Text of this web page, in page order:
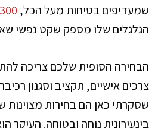
שמעדיפים בטיחות מעל הכל,
הגלגלים שלו מספק שקט נפשי
הבחירה הסופית שלכם צריכה
צרכים אישיים, תקציב וסגנון
שסקרתי כאן הם בחירות מצוינות
בינעירונית נוחה ובטוחה. העיקר